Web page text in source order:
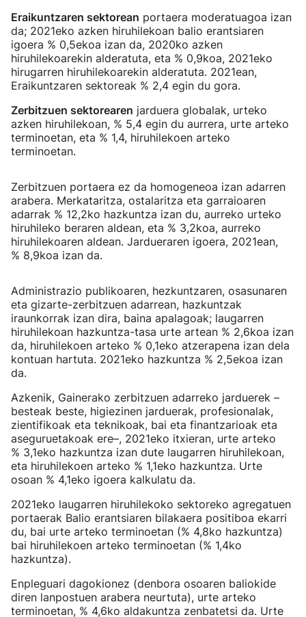
Eraikuntzaren sektorean portaera moderatuagoa izan
da; 2021eko azken hiruhilekoan balio erantsiaren
igoera % 0,5ekoa izan da, 2020ko azken
hiruhilekoarekin alderatuta, eta % 0,9koa, 2021eko
hirugarren hiruhilekoarekin alderatuta. 2021ean,
Eraikuntzaren sektoreak % 2,4 egin du gora.
Zerbitzuen sektorearen jarduera globalak, urteko
azken hiruhilekoan, % 5,4 egin du aurrera, urte arteko
terminoetan, eta % 1,4, hiruhilekoen arteko
terminoetan.
Zerbitzuen portaera ez da homogeneoa izan adarren
arabera. Merkataritza, ostalaritza eta garraioaren
adarrak % 12,2ko hazkuntza izan du, aurreko urteko
hiruhileko beraren aldean, eta % 3,2koa, aurreko
hiruhilekoaren aldean. Jardueraren igoera, 2021ean,
% 8,9koa izan da.
Administrazio publikoaren, hezkuntzaren, osasunaren
eta gizarte-zerbitzuen adarrean, hazkuntzak
iraunkorrak izan dira, baina apalagoak; laugarren
hiruhilekoan hazkuntza-tasa urte artean % 2,6koa izan
da, hiruhilekoen arteko % 0,1eko atzerapena izan dela
kontuan hartuta. 2021eko hazkuntza % 2,5ekoa izan
da.
Azkenik, Gainerako zerbitzuen adarreko jarduerek –
besteak beste, higiezinen jarduerak, profesionalak,
zientifikoak eta teknikoak, bai eta finantzarioak eta
aseguruetakoak ere–, 2021eko itxieran, urte arteko
% 3,1eko hazkuntza izan dute laugarren hiruhilekoan,
eta hiruhilekoen arteko % 1,1eko hazkuntza. Urte
osoan % 4,1eko igoera kalkulatu da.
2021eko laugarren hiruhilekoko sektoreko agregatuen
portaerak Balio erantsiaren bilakaera positiboa ekarri
du, bai urte arteko terminoetan (% 4,8ko hazkuntza)
bai hiruhilekoen arteko terminoetan (% 1,4ko
hazkuntza).
Enpleguari dagokionez (denbora osoaren baliokide
diren lanpostuen arabera neurtuta), urte arteko
terminoetan, % 4,6ko aldakuntza zenbatetsi da. Urte